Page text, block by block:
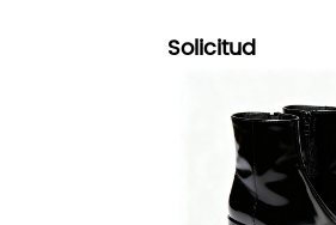
Solicitud